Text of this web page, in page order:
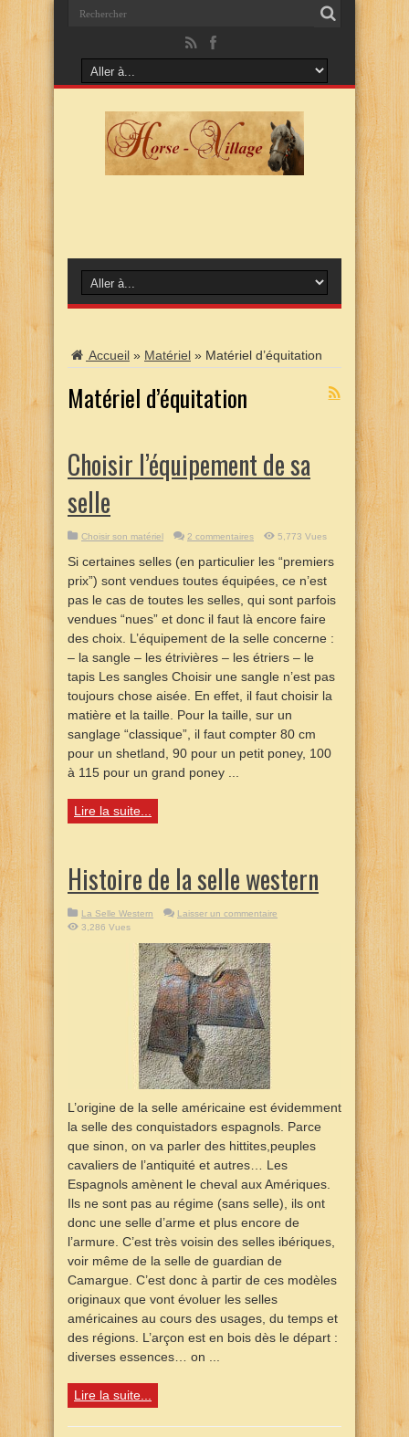
Accueil » Matériel » Matériel d’équitation
Matériel d’équitation
Choisir l’équipement de sa
selle
Choisir son matériel 2 commentaires 5,773 Vues
Si certaines selles (en particulier les “premiers
prix”) sont vendues toutes équipées, ce n’est
pas le cas de toutes les selles, qui sont parfois
vendues “nues” et donc il faut là encore faire
des choix. L’équipement de la selle concerne :
– la sangle – les étrivières – les étriers – le
tapis Les sangles Choisir une sangle n’est pas
toujours chose aisée. En effet, il faut choisir la
matière et la taille. Pour la taille, sur un
sanglage “classique”, il faut compter 80 cm
pour un shetland, 90 pour un petit poney, 100
à 115 pour un grand poney ...
Lire la suite...
Histoire de la selle western
La Selle Western
Laisser un commentaire
3,286 Vues
L’origine de la selle américaine est évidemment
la selle des conquistadors espagnols. Parce
que sinon, on va parler des hittites,peuples
cavaliers de l’antiquité et autres… Les
Espagnols amènent le cheval aux Amériques.
Ils ne sont pas au régime (sans selle), ils ont
donc une selle d’arme et plus encore de
l’armure. C’est très voisin des selles ibériques,
voir même de la selle de guardian de
Camargue. C’est donc à partir de ces modèles
originaux que vont évoluer les selles
américaines au cours des usages, du temps et
des régions. L’arçon est en bois dès le départ :
diverses essences… on ...
Lire la suite...